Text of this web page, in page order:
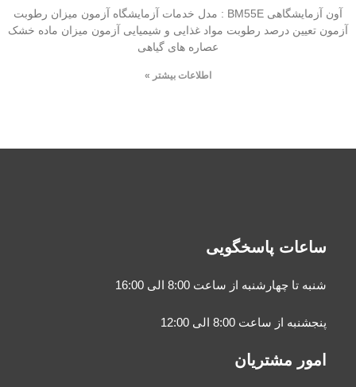
آون آزمایشگاهی BM55E : مدل خدمات آزمایشگاه آزمون میزان رطوبت
آزمون تعیین درصد رطوبت مواد غذایی و شیمیایی آزمون میزان ماده خشک
عصاره های گیاهی
اطلاعات بیشتر »
ساعات پاسخگویی
شنبه تا چهارشنبه از ساعت 8:00 الی 16:00
پنجشنبه از ساعت 8:00 الی 12:00
امور مشتریان